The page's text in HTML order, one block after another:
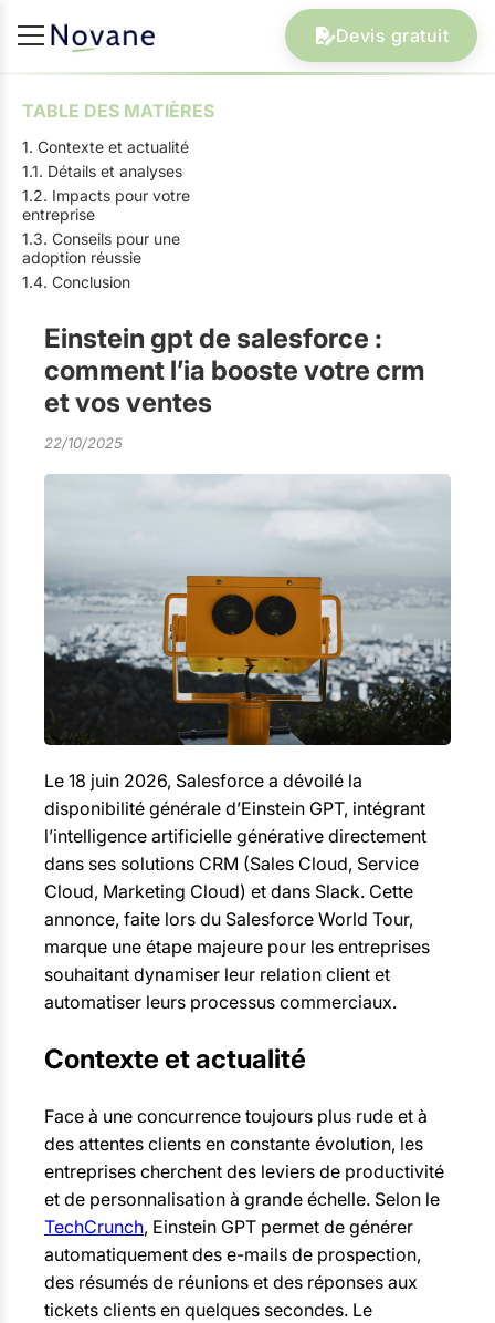
Devis gratuit
TABLE DES MATIÈRES
1. Contexte et actualité
1.1. Détails et analyses
1.2. Impacts pour votre
entreprise
1.3. Conseils pour une
adoption réussie
1.4. Conclusion
Einstein gpt de salesforce :
comment l’ia booste votre crm
et vos ventes
22/10/2025
Le 18 juin 2026, Salesforce a dévoilé la
disponibilité générale d’Einstein GPT, intégrant
l’intelligence artificielle générative directement
dans ses solutions CRM (Sales Cloud, Service
Cloud, Marketing Cloud) et dans Slack. Cette
annonce, faite lors du Salesforce World Tour,
marque une étape majeure pour les entreprises
souhaitant dynamiser leur relation client et
automatiser leurs processus commerciaux.
Contexte et actualité
Face à une concurrence toujours plus rude et à
des attentes clients en constante évolution, les
entreprises cherchent des leviers de productivité
et de personnalisation à grande échelle. Selon le
TechCrunch, Einstein GPT permet de générer
automatiquement des e-mails de prospection,
des résumés de réunions et des réponses aux
tickets clients en quelques secondes. Le